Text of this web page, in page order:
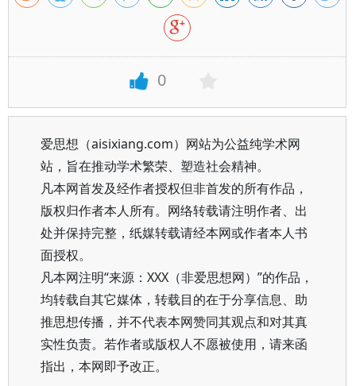
0
爱思想（aisixiang.com）网站为公益纯学术网
站，旨在推动学术繁荣、塑造社会精神。
凡本网首发及经作者授权但非首发的所有作品，
版权归作者本人所有。网络转载请注明作者、出
处并保持完整，纸媒转载请经本网或作者本人书
面授权。
凡本网注明“来源：XXX（非爱思想网）”的作品，
均转载自其它媒体，转载目的在于分享信息、助
推思想传播，并不代表本网赞同其观点和对其真
实性负责。若作者或版权人不愿被使用，请来函
指出，本网即予改正。